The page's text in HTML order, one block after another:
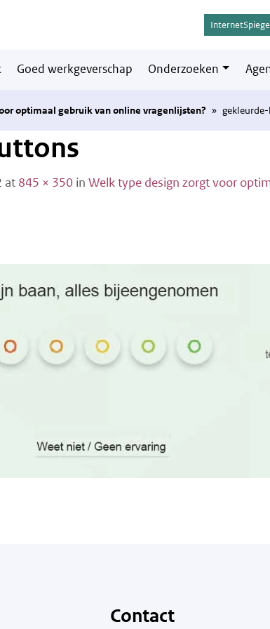
Goed werkgeverschap Onderzoeken
optimaal gebruik van online vragenlijsten? »
at 845 × 350 in Welk type design zorgt voor
Contact